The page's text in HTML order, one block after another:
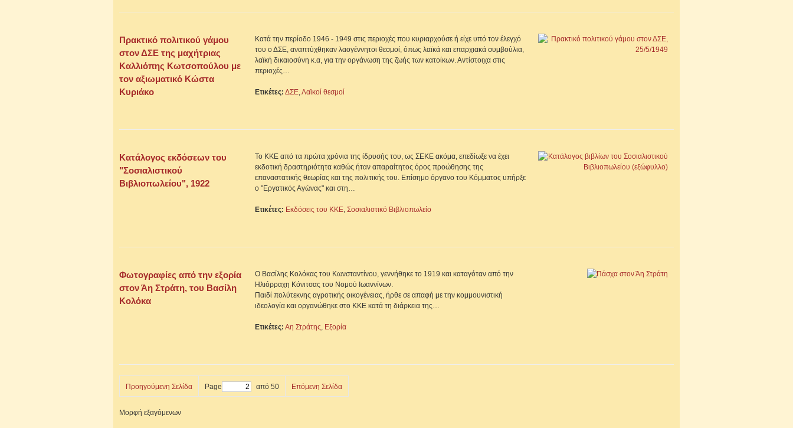
Πρακτικό πολιτικού γάμου
στον ΔΣΕ της μαχήτριας
Καλλιόπης Κωτσοπούλου με
τον αξιωματικό Κώστα
Κυριάκο
Κατά την περίοδο 1946 - 1949 στις περιοχές που κυριαρχούσε ή είχε υπό τον έλεγχό
του ο ΔΣΕ, αναπτύχθηκαν λαογέννητοι θεσμοί, όπως λαϊκά και επαρχιακά συμβούλια,
λαϊκή δικαιοσύνη κ.α, για την οργάνωση της ζωής των κατοίκων. Αντίστοιχα στις
περιοχές…
Ετικέτες: ΔΣΕ,Λαϊκοί θεσμοί
Κατάλογος εκδόσεων του
"Σοσιαλιστικού
Βιβλιοπωλείου", 1922
Το ΚΚΕ από τα πρώτα χρόνια της ίδρυσής του, ως ΣΕΚΕ ακόμα, επεδίωξε να έχει
εκδοτική δραστηριότητα καθώς ήταν απαραίτητος όρος προώθησης της
επαναστατικής θεωρίας και της πολιτικής του. Επίσημο όργανο του Κόμματος υπήρξε
ο "Εργατικός Αγώνας" και στη…
Ετικέτες: Εκδόσεις του ΚΚΕ, Σοσιαλιστικό Βιβλιοπωλείο
Φωτογραφίες από την εξορία
στον Άη Στράτη, του Βασίλη
Κολόκα
Ο Βασίλης Κολόκας του Κωνσταντίνου, γεννήθηκε το 1919 και καταγόταν από την
Ηλιόρραχη Κόνιτσας του Νομού Ιωαννίνων.
Παιδί πολύτεκνης αγροτικής οικογένειας, ήρθε σε απαφή με την κομμουνιστική
ιδεολογία και οργανώθηκε στο ΚΚΕ κατά τη διάρκεια της…
Ετικέτες: Αη Στράτης, Εξορία
Προηγούμενη Σελίδα Page από 50 Επόμενη Σελίδα
Μορφή εξαγόμενων